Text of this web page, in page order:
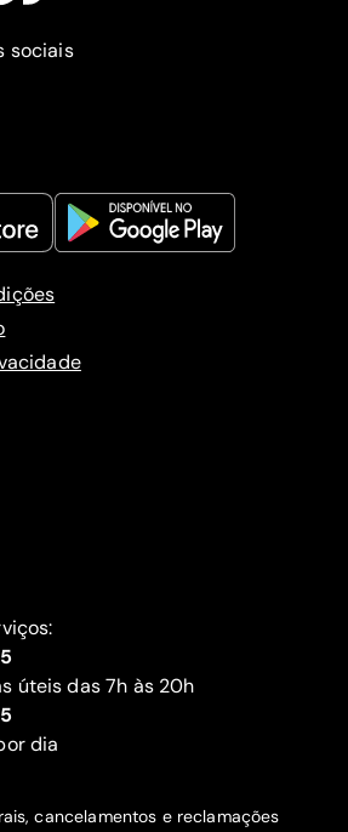
sociais
úteis das 7h às 20h
dia
cancelamentos e reclamações